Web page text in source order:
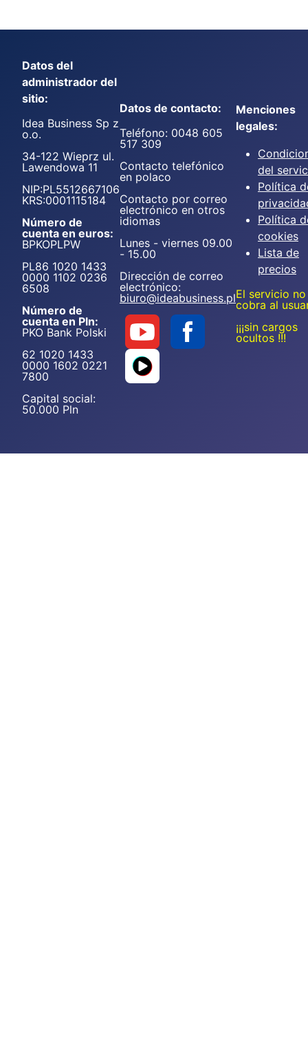
Datos del
administrador del
sitio:
Idea Business Sp z
o.o.
34-122 Wieprz ul.
Lawendowa 11
NIP:PL5512667106
KRS:0001115184
Número de
cuenta en euros:
BPKOPLPW
PL86 1020 1433
0000 1102 0236
6508
Número de
cuenta en Pln:
PKO Bank Polski
62 1020 1433
0000 1602 0221
7800
Capital social:
50.000 Pln
Datos de contacto:
Teléfono: 0048 605
517 309
Contacto telefónico
en polaco
Contacto por correo
electrónico en otros
idiomas
Lunes - viernes 09.00
- 15.00
Dirección de correo
electrónico:
biuro@ideabusiness.pl
Menciones
legales:
del
Política
Política
cookies
Lista de
precios
El servicio no
cobra al
¡¡¡sin cargos
ocultos !!!